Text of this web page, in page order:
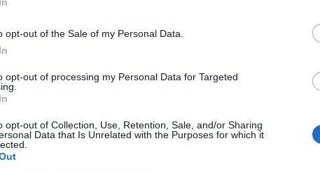
opt-out of the Sale of my Personal Data.
opt-out of processing my Personal Data for Targeted
opt-out of Collection, Use, Retention, Sale, and/or Sharing
Data that Is Unrelated with the Purposes for which it
Volle Kontrolle begeistert das Publikum.
die unter die Haut geht!'
gehen lässt. Christine Eixenberger verwandelt
und perfektem Timing. Erleben Sie diese
gesellschaftlichem Tiefgang live im Kurtheater